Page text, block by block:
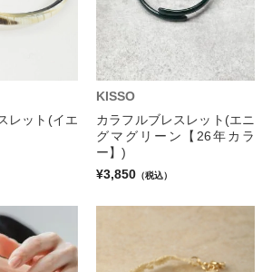
レット(イエ
KISSO
カラフルブレスレット(エニ
グマグリーン【26年カラ
ー】)
¥3,850 （税込）